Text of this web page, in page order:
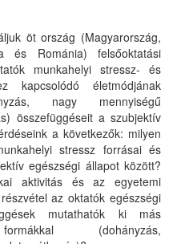
öt ország (Magyarország,
és Románia) felsőoktatási
munkahelyi stressz- és
kapcsolódó életmódjának
nagy mennyiségű
összefüggéseit a szubjektív
a következők: milyen
stressz forrásai és
egészségi állapot között?
aktivitás és az egyetemi
az oktatók egészségi
mutathatók ki más
(dohányzás,